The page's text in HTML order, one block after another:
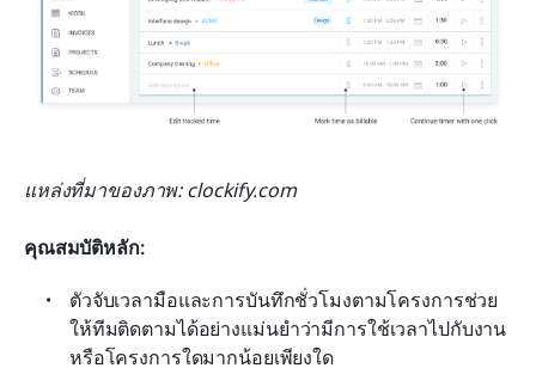
แหล่งที่มาของภาพ: clockify.com
คุณสมบัติหลัก:
ตัวจับเวลามือและการบันทึกชั่วโมงตามโครงการช่วย
ให้ทีมติดตามได้อย่างแม่นยำว่ามีการใช้เวลาไปกับงาน
หรือโครงการใดมากน้อยเพียงใด